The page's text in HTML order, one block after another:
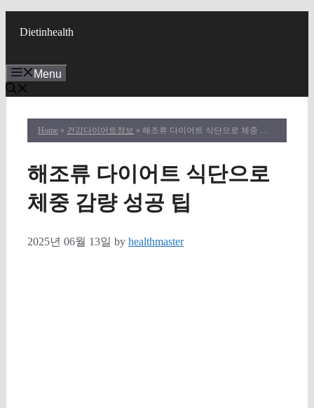
Dietinhealth
Menu
Home » 건강다이어트정보 » 해조류 다이어트 식단으로 체중 감량 성공 팁
해조류 다이어트 식단으로
체중 감량 성공 팁
2025년 06월 13일 by healthmaster